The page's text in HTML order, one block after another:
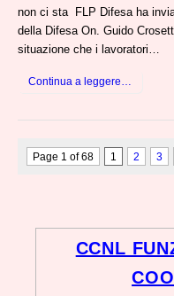
non ci sta FLP Difesa ha
della Difesa On. Guido
situazione che i lavoratori…
Continua a leggere…
Page 1 of 68 1 2 3
CCNL